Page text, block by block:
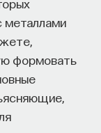
металлами
формовать
рынке​.
тогда они
несет ген,
Такие